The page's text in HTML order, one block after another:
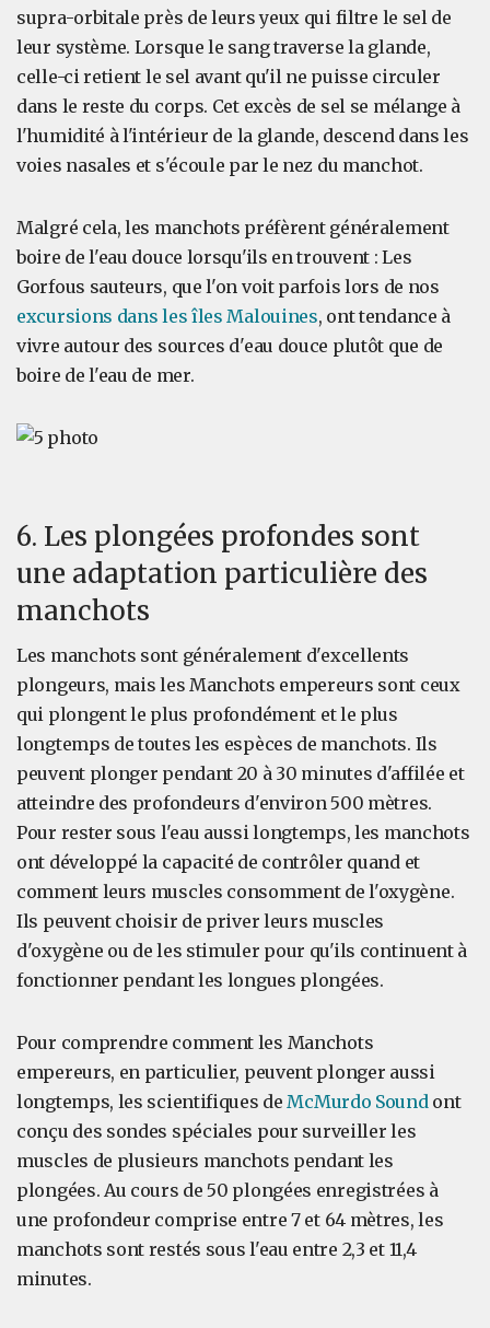
supra-orbitale près de leurs yeux qui filtre le sel de
leur système. Lorsque le sang traverse la glande,
celle-ci retient le sel avant qu'il ne puisse circuler
dans le reste du corps. Cet excès de sel se mélange à
l'humidité à l'intérieur de la glande, descend dans les
voies nasales et s'écoule par le nez du manchot.
Malgré cela, les manchots préfèrent généralement
boire de l'eau douce lorsqu'ils en trouvent : Les
Gorfous sauteurs, que l'on voit parfois lors de nos
excursions dans les îles Malouines, ont tendance à
vivre autour des sources d'eau douce plutôt que de
boire de l'eau de mer.
6. Les plongées profondes sont
une adaptation particulière des
manchots
Les manchots sont généralement d'excellents
plongeurs, mais les Manchots empereurs sont ceux
qui plongent le plus profondément et le plus
longtemps de toutes les espèces de manchots. Ils
peuvent plonger pendant 20 à 30 minutes d'affilée et
atteindre des profondeurs d'environ 500 mètres.
Pour rester sous l'eau aussi longtemps, les manchots
ont développé la capacité de contrôler quand et
comment leurs muscles consomment de l'oxygène.
Ils peuvent choisir de priver leurs muscles
d'oxygène ou de les stimuler pour qu'ils continuent à
fonctionner pendant les longues plongées.
Pour comprendre comment les Manchots
empereurs, en particulier, peuvent plonger aussi
longtemps, les scientifiques deMcMurdo Soundont
conçu des sondes spéciales pour surveiller les
muscles de plusieurs manchots pendant les
plongées. Au cours de 50 plongées enregistrées à
une profondeur comprise entre 7 et 64 mètres, les
manchots sont restés sous l'eau entre 2,3 et 11,4
minutes.